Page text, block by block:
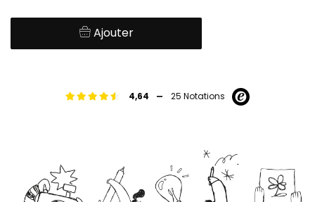
Ajouter
4,64 - 25 Notations